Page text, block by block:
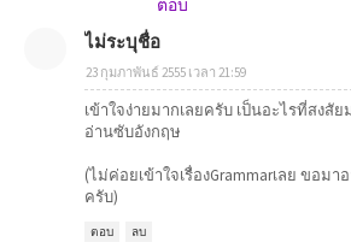
ตอบ
ไม่ระบุชื่อ
23 กุมภาพันธ์ 2555 เวลา 21:59
เข้าใจง่ายมากเลยครับ เป็นอะไรที่สงสั
อ่านซับอังกฤษ
(ไม่ค่อยเข้าใจเรื่องGrammarเลย ขอม
ครับ)
ตอบ ลบ